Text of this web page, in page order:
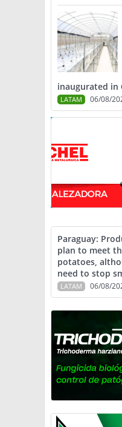
inaugurated in
LATAM 06/08/
Paraguay:
plan to meet
potatoes,
need to stop
LATAM 06/08/